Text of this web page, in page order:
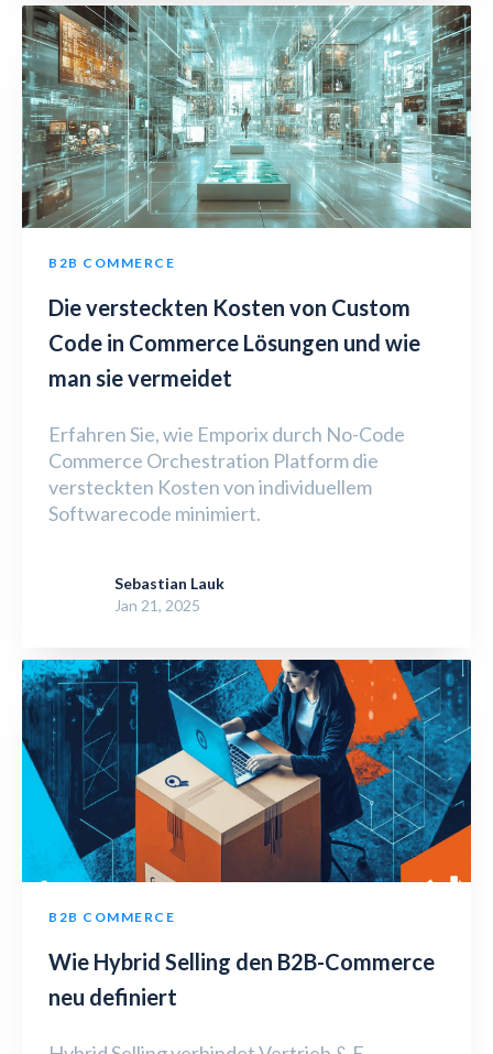
B2B COMMERCE
Die versteckten Kosten von Custom
Code in Commerce Lösungen und wie
man sie vermeidet
Erfahren Sie, wie Emporix durch No-Code
Commerce Orchestration Platform die
versteckten Kosten von individuellem
Softwarecode minimiert.
Sebastian Lauk
Jan 21, 2025
B2B COMMERCE
Wie Hybrid Selling den B2B-Commerce
neu definiert